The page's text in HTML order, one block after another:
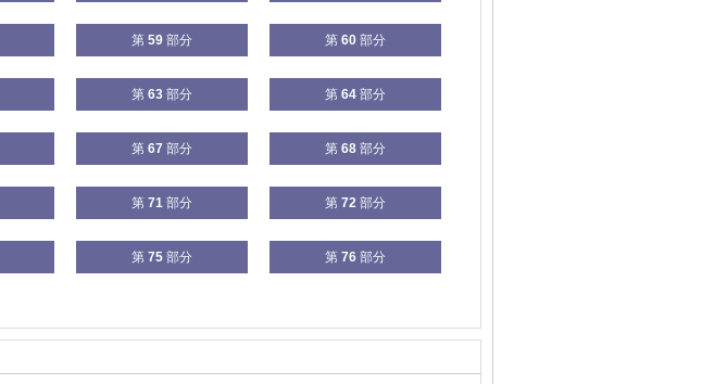
第 59 部分 第 60 部分
第 63 部分 第 64 部分
第 67 部分 第 68 部分
第 71 部分 第 72 部分
第 75 部分 第 76 部分